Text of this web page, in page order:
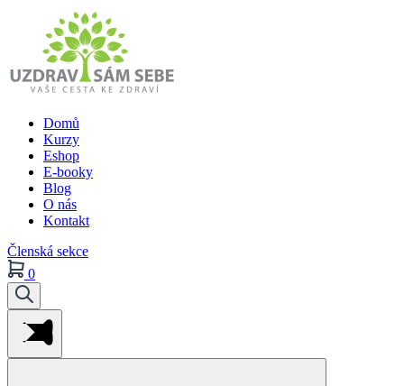
Domů
Kurzy
Eshop
E-booky
Blog
O nás
Kontakt
Členská sekce
0